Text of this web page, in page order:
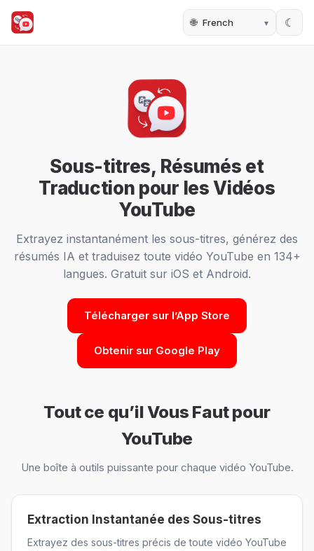
🌐 ☾
Sous-titres, Résumés et
Traduction pour les Vidéos
YouTube
Extrayez instantanément les sous-titres, générez des
résumés IA et traduisez toute vidéo YouTube en 134+
langues. Gratuit sur iOS et Android.
Télécharger sur l’App Store
Obtenir sur Google Play
Tout ce qu’il Vous Faut pour
YouTube
Une boîte à outils puissante pour chaque vidéo YouTube.
Extraction Instantanée des Sous-titres
Extrayez des sous-titres précis de toute vidéo YouTube